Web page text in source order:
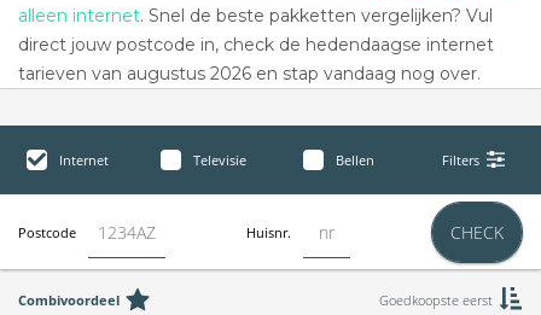
alleen internet. Snel de beste pakketten vergelijken? Vul
direct jouw postcode in, check de hedendaagse internet
tarieven van augustus 2026 en stap vandaag nog over.
Internet Televisie Bellen Filters
Postcode Huisnr. CHECK
Combivoordeel Goedkoopste eerst